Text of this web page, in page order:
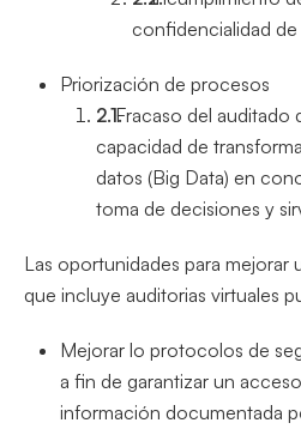
confidencialidad
Priorización de procesos
Fracaso del auditado
capacidad de
datos (Big Data) en
toma de decisiones y
Las oportunidades para mejorar
que incluye auditorias virtuales
Mejorar lo protocolos de
a fin de garantizar un
información documentada